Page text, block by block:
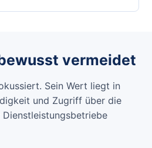
vermeidet
Sein Wert liegt in
und Zugriff über die